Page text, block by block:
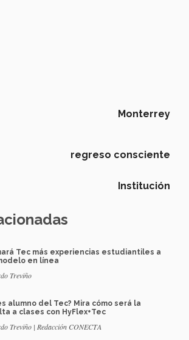
Monterrey
regreso consciente
Institución
Tec más experiencias estudiantiles a
en línea
Treviño
alumno del Tec? Mira cómo será la
a clases con HyFlex+Tec
Treviño | Redacción CONECTA